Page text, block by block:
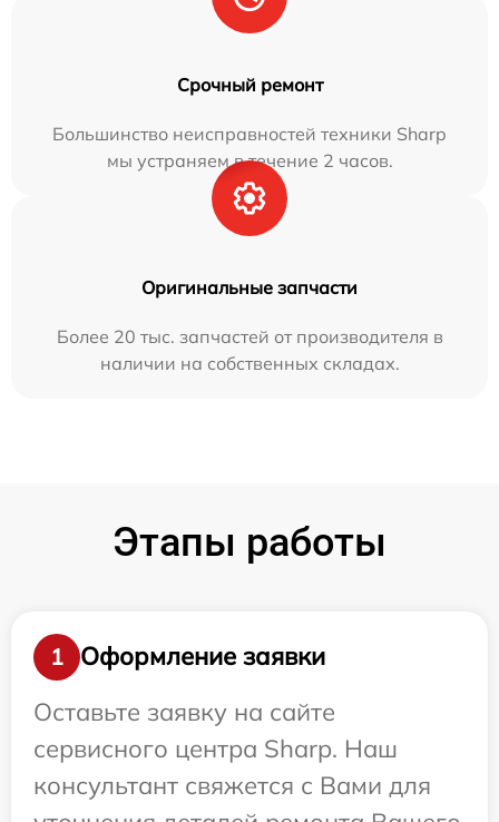
Срочный ремонт
Большинство неисправностей техники Sharp
мы устраняем в течение 2 часов.
Оригинальные запчасти
Более 20 тыс. запчастей от производителя в
наличии на собственных складах.
Этапы работы
1
Оформление заявки
Оставьте заявку на сайте
сервисного центра Sharp. Наш
консультант свяжется с Вами для